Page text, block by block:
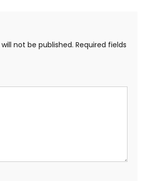
not be published. Required fields